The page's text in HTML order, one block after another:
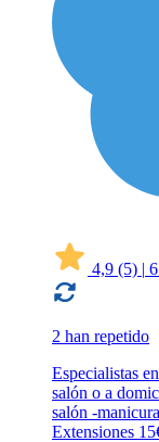
4,9 (5) |
2 han repetido
Especialistas
salón o a
salón -
Extensiones